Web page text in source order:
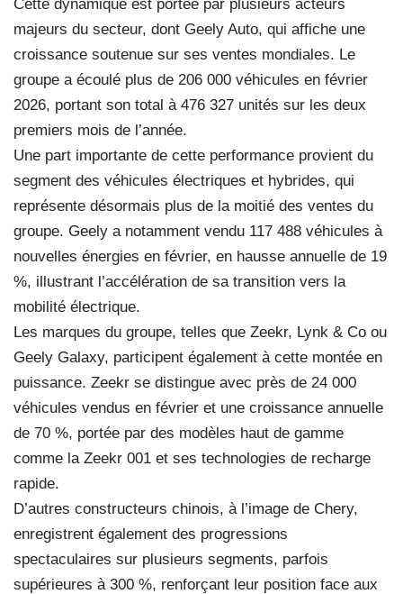
Cette dynamique est portée par plusieurs acteurs
majeurs du secteur, dont Geely Auto, qui affiche une
croissance soutenue sur ses ventes mondiales. Le
groupe a écoulé plus de 206 000 véhicules en février
2026, portant son total à 476 327 unités sur les deux
premiers mois de l’année.
Une part importante de cette performance provient du
segment des véhicules électriques et hybrides, qui
représente désormais plus de la moitié des ventes du
groupe. Geely a notamment vendu 117 488 véhicules à
nouvelles énergies en février, en hausse annuelle de 19
%, illustrant l’accélération de sa transition vers la
mobilité électrique.
Les marques du groupe, telles que Zeekr, Lynk & Co ou
Geely Galaxy, participent également à cette montée en
puissance. Zeekr se distingue avec près de 24 000
véhicules vendus en février et une croissance annuelle
de 70 %, portée par des modèles haut de gamme
comme la Zeekr 001 et ses technologies de recharge
rapide.
D’autres constructeurs chinois, à l’image de Chery,
enregistrent également des progressions
spectaculaires sur plusieurs segments, parfois
supérieures à 300 %, renforçant leur position face aux